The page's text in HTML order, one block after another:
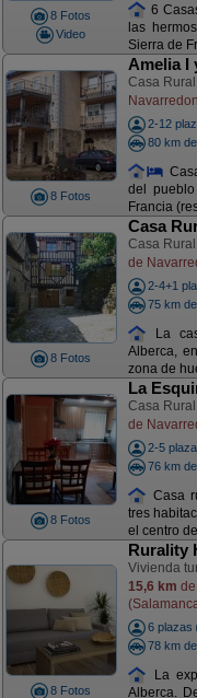
8 Fotos
Video
6
las
Sierra de
8 Fotos
Amelia I
Casa
2-12
80 km
del
Francia
8 Fotos
Casa
Casa
de
2-4+1
75 km
La
Alberca,
zona de
8 Fotos
La
Casa
de
2-5
76 km
Casa
tres
el centro
8 Fotos
Rurality
Vivienda
15,6 km
6 plazas
78 km
La
Alberca.